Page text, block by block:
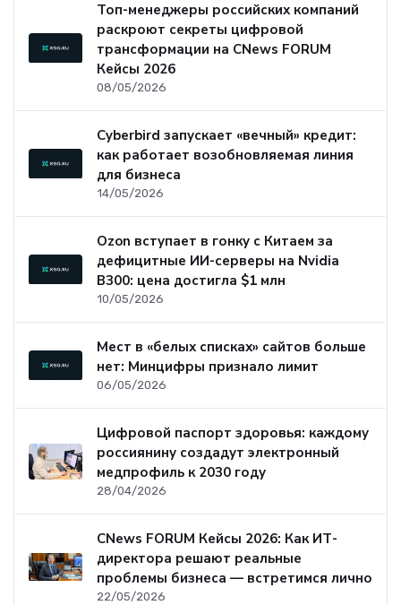
Топ-менеджеры российских компаний
раскроют секреты цифровой
трансформации на CNews FORUM
Кейсы 2026
08/05/2026
Cyberbird запускает «вечный» кредит:
как работает возобновляемая линия
для бизнеса
14/05/2026
Ozon вступает в гонку с Китаем за
дефицитные ИИ-серверы на Nvidia
B300: цена достигла $1 млн
10/05/2026
Мест в «белых списках» сайтов больше
нет: Минцифры признало лимит
06/05/2026
Цифровой паспорт здоровья: каждому
россиянину создадут электронный
медпрофиль к 2030 году
28/04/2026
CNews FORUM Кейсы 2026: Как ИТ-
директора решают реальные
проблемы бизнеса — встретимся лично
22/05/2026